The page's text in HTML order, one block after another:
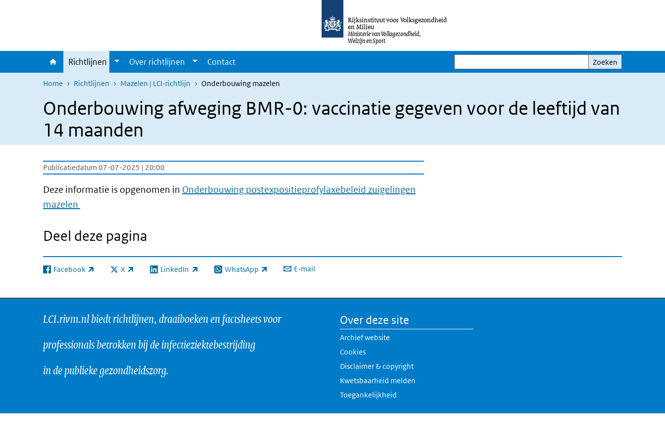
Rijksinstituut voor Volksgezondheid
en Milieu
Ministerie van Volksgezondheid,
Welzijn en Sport
Richtlijnen Over richtlijnen Contact
Zoeken
Zoeken
Home Richtlijnen Mazelen | LCI-richtlijn Onderbouwing mazelen
Onderbouwing afweging BMR-0: vaccinatie gegeven voor de leeftijd van
14 maanden
Publicatiedatum 07-07-2025 | 20:00
Deze informatie is opgenomen in Onderbouwing postexpositieprofylaxebeleid zuigelingen
mazelen
Deel deze pagina
Facebook
(externe link) X
(externe link) LinkedIn
(externe link) WhatsApp
(externe link) E-mail
LCI.rivm.nl biedt richtlijnen, draaiboeken en factsheets voor
professionals betrokken bij de infectieziektebestrijding
in de publieke gezondheidszorg.
Over deze site
Archief website
Cookies
Disclaimer & copyright
Kwetsbaarheid melden
Toegankelijkheid